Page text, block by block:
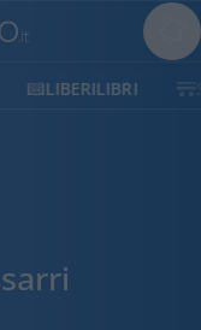
LIBERILIBRI